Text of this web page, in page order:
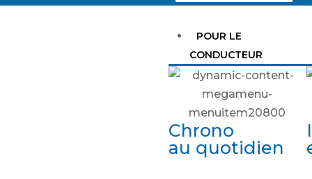
POUR LE
CONDUCTEUR
Chrono
au quotidien